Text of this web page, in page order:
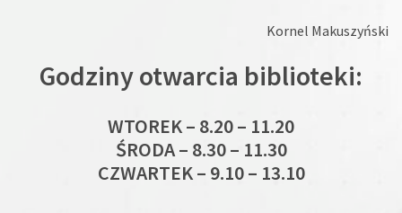
Kornel Makuszyński
Godziny otwarcia biblioteki:
WTOREK – 8.20 – 11.20
ŚRODA – 8.30 – 11.30
CZWARTEK – 9.10 – 13.10